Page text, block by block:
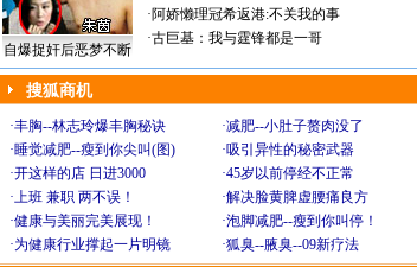
自爆捉奸后恶梦不断
·阿娇懒理冠希返港:不关我的事
·古巨基：我与霆锋都是一哥
搜狐商机
·丰胸--林志玲爆丰胸秘诀 ·减肥--小肚子赘肉没了
·睡觉减肥--瘦到你尖叫(图) ·吸引异性的秘密武器
·开这样的店 日进3000 ·45岁以前停经不正常
·上班 兼职 两不误！ ·解决脸黄脾虚腰痛良方
·健康与美丽完美展现！ ·泡脚减肥--瘦到你叫停！
·为健康行业撑起一片明镜 ·狐臭--腋臭--09新疗法